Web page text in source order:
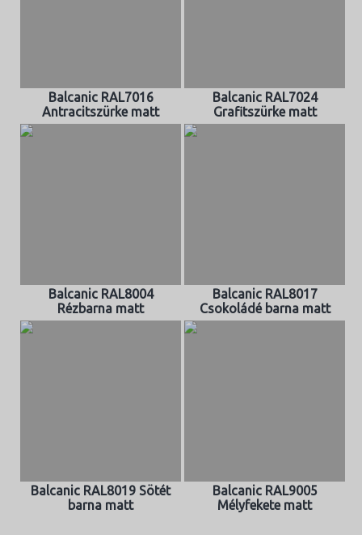
Balcanic RAL7016
Antracitszürke matt
Balcanic RAL7024
Grafitszürke matt
Balcanic RAL8004
Rézbarna matt
Balcanic RAL8017
Csokoládé barna matt
Balcanic RAL8019 Sötét
barna matt
Balcanic RAL9005
Mélyfekete matt